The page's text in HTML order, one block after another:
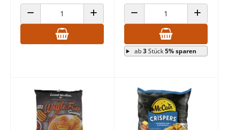
ANZAHL VERRINGERN ANZAHL ERHÖHENANZAHL VERRINGERN ANZAHL
ab3Stück5% sparen